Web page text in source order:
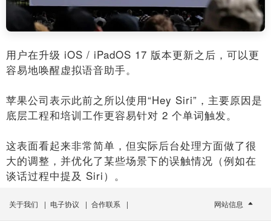
用户在升级 iOS / iPadOS 17 版本更新之后，可以更
容易地唤醒虚拟语音助手。
苹果公司表示此前之所以使用“Hey Siri”，主要原因是
底层工程和培训工作更容易针对 2 个单词触发。
这表面看起来非常简单，但实际后台处理方面做了很
大的调整，并优化了某些场景下的误触情况（例如在
谈话过程中提及 Siri）。
关于我们 | 电子协议 | 合作联系 | 网站信息